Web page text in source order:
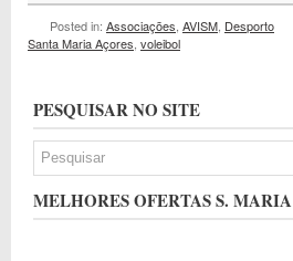
Posted in: Associações AVISM Desporto
Santa Maria Açores voleibol
PESQUISAR NO SITE
MELHORES OFERTAS S. MARIA